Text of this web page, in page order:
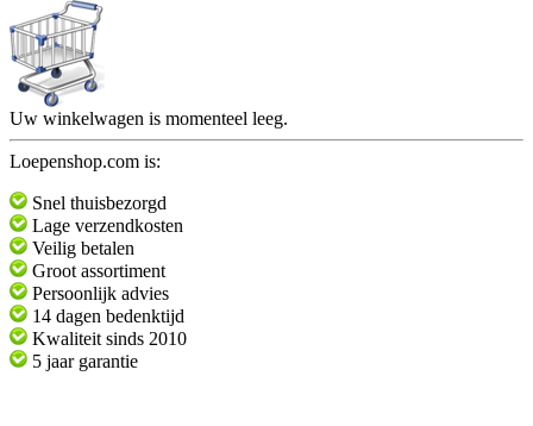
Uw winkelwagen is momenteel leeg.
Loepenshop.com is:
Snel thuisbezorgd
Lage verzendkosten
Veilig betalen
Groot assortiment
Persoonlijk advies
14 dagen bedenktijd
Kwaliteit sinds 2010
5 jaar garantie